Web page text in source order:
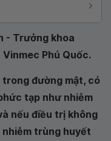
- Trưởng khoa
Phú Quốc.
trong đường mật, có
tạp như nhiễm
nếu điều trị không
trùng huyết